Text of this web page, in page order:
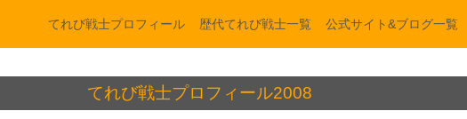
てれび戦士プロフィール 歴代てれび戦士一覧 公式サイト&ブログ一覧
てれび戦士プロフィール2008